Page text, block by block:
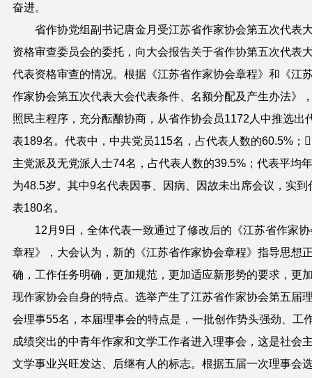
奋进。
省作协党组副书记唐金月受江苏省作家协会第五次代表
资格审查委员会的委托，向大会报告关于省作协第五次代表
代表资格审查的情况。根据《江苏省作家协会章程》和《江
作家协会第五次代表大会代表条件、名额分配及产生办法》
照民主程序，充分酝酿协商，从省作协会员1172人中推选出
表189名。代表中，中共党员115名，占代表人数的60.5%；
主党派及无党派人士74名，占代表人数的39.5%；代表平均
为48.5岁。其中9名代表因事、因病、因故未出席会议，实到
表180名。
12月9日，全体代表一致通过了修改后的《江苏省作家协
章程》，大会认为，新的《江苏省作家协会章程》指导思想
确，工作任务明确，更加规范，更加适应新形势的要求，更
现作家协会自身的特点。选举产生了江苏省作家协会第五届
会理事55名，本届理事会的特点是，一批创作势头强劲、工
成绩突出的中青年作家和文学工作者进入理事会，这是社会
文学事业兴旺发达、后继有人的标志。根据五届一次理事会